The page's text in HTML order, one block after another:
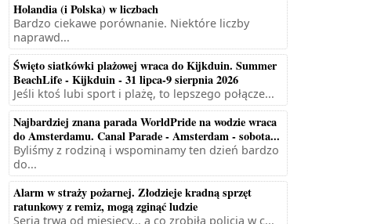
Holandia (i Polska) w liczbach
Bardzo ciekawe porównanie. Niektóre liczby
naprawd...
Święto siatkówki plażowej wraca do Kijkduin. Summer
BeachLife - Kijkduin - 31 lipca-9 sierpnia 2026
Jeśli ktoś lubi sport i plażę, to lepszego połącze...
Najbardziej znana parada WorldPride na wodzie wraca
do Amsterdamu. Canal Parade - Amsterdam - sobota...
Byliśmy z rodziną i wspominamy ten dzień bardzo
do...
Alarm w straży pożarnej. Złodzieje kradną sprzęt
ratunkowy z remiz, mogą zginąć ludzie
Seria trwa od miesięcy... a co zrobiła policja w c...